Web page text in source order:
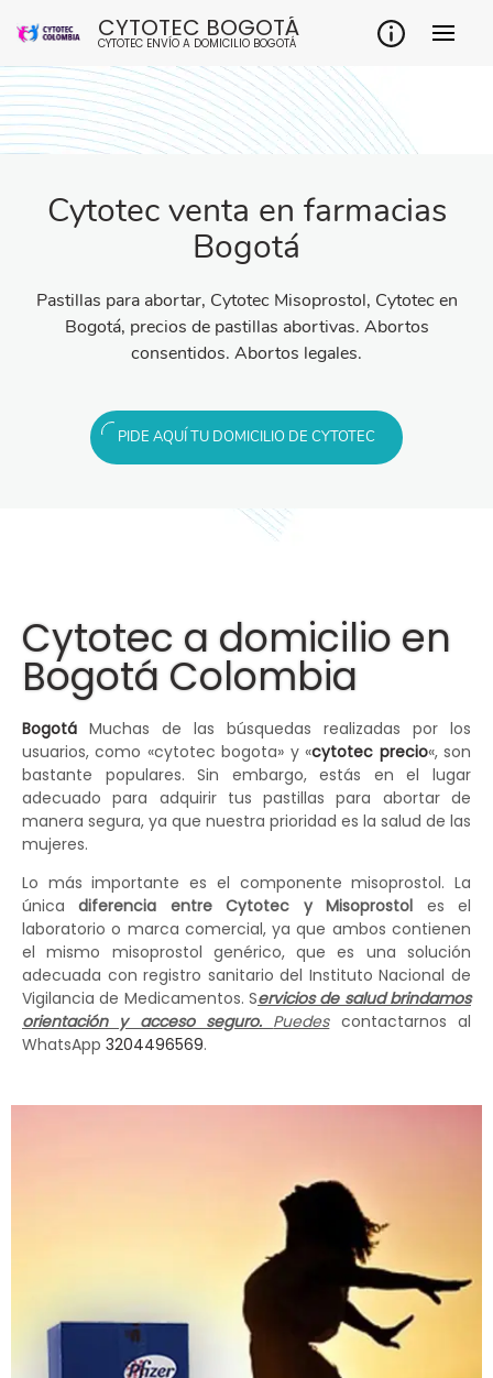
CYTOTEC BOGOTÁ
CYTOTEC ENVÍO A DOMICILIO BOGOTÁ
Cytotec venta en farmacias
Bogotá
Pastillas para abortar, Cytotec Misoprostol, Cytotec en
Bogotá, precios de pastillas abortivas. Abortos
consentidos. Abortos legales.
PIDE AQUÍ TU DOMICILIO DE CYTOTEC
Cytotec a domicilio en
Bogotá Colombia
Bogotá Muchas de las búsquedas realizadas por los
usuarios, como «cytotec bogota» y «cytotec precio«, son
bastante populares. Sin embargo, estás en el lugar
adecuado para adquirir tus pastillas para abortar de
manera segura, ya que nuestra prioridad es la salud de las
mujeres.
Lo más importante es el componente misoprostol. La
únicadiferencia entre Cytotec y Misoprostol es el
laboratorio o marca comercial, ya que ambos contienen
el mismo misoprostol genérico, que es una solución
adecuada con registro sanitario del Instituto Nacional de
Vigilancia de Medicamentos. Servicios de salud brindamos
orientación y acceso seguro. Puedescontactarnos al
WhatsApp 3204496569.